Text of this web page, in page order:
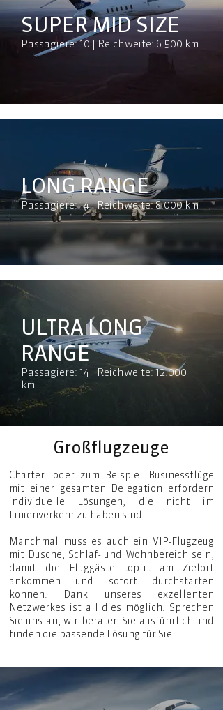
SUPER MID SIZE
Passagiere: 10 | Reichweite: 6.500 km
LONG RANGE
Passagiere: 14 | Reichweite: 8.000 km
ULTRA LONG
RANGE
Passagiere: 14 | Reichweite: 12.000
km
Großflugzeuge
Charter- oder zum Beispiel Businessflüge
mit einer gesamten Delegation erfordern
individuelle Lösungen, die nicht im
Linienverkehr zu haben sind.
Manchmal muss es auch ein VIP-Flugzeug
mit Dusche, Schlaf- und Wohnbereich sein,
damit die Fluggäste topfit am Zielort
ankommen und sofort durchstarten
können. Dank unseres exzellenten
Netzwerkes ist all dies möglich. Sprechen
Sie uns an, wir beraten Sie ausführlich und
finden die passende Lösung für Sie.